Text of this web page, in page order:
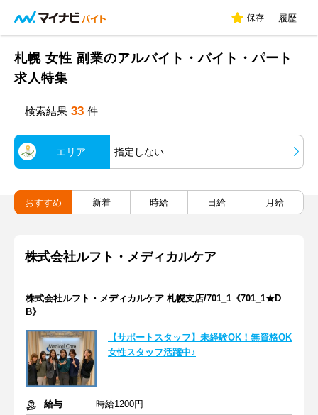
保存 履歴
札幌 女性 副業のアルバイト・バイト・パート
求人特集
検索結果 33 件
エリア 指定しない
おすすめ 新着 時給 日給 月給
株式会社ルフト・メディカルケア
株式会社ルフト・メディカルケア 札幌支店/701_1《701_1★D
B》
【サポートスタッフ】未経験OK！無資格OK
女性スタッフ活躍中♪
給与
時給1200円